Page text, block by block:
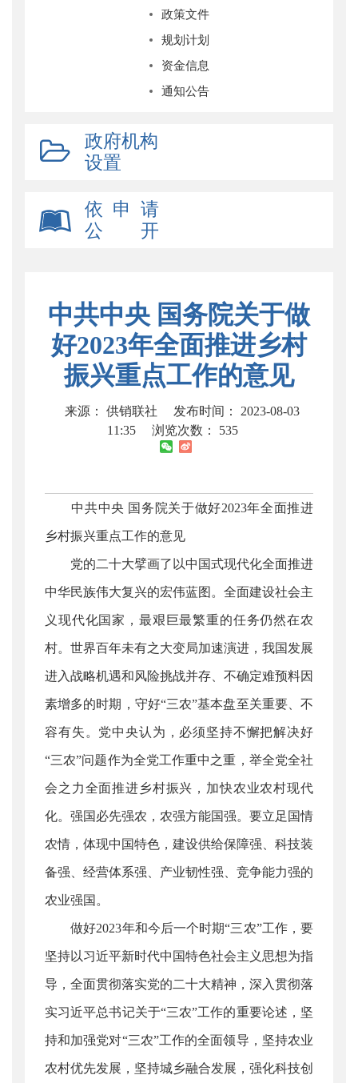
政策文件
规划计划
资金信息
通知公告
政府机构
设置
依 申 请
公 开
中共中央 国务院关于做
好2023年全面推进乡村
振兴重点工作的意见
来源： 供销联社
发布时间： 2023-08-03
11:35
浏览次数： 535
中共中央 国务院关于做好2023年全面推进
乡村振兴重点工作的意见
党的二十大擘画了以中国式现代化全面推进
中华民族伟大复兴的宏伟蓝图。全面建设社会主
义现代化国家，最艰巨最繁重的任务仍然在农
村。世界百年未有之大变局加速演进，我国发展
进入战略机遇和风险挑战并存、不确定难预料因
素增多的时期，守好“三农”基本盘至关重要、不
容有失。党中央认为，必须坚持不懈把解决好
“三农”问题作为全党工作重中之重，举全党全社
会之力全面推进乡村振兴，加快农业农村现代
化。强国必先强农，农强方能国强。要立足国情
农情，体现中国特色，建设供给保障强、科技装
备强、经营体系强、产业韧性强、竞争能力强的
农业强国。
做好2023年和今后一个时期“三农”工作，要
坚持以习近平新时代中国特色社会主义思想为指
导，全面贯彻落实党的二十大精神，深入贯彻落
实习近平总书记关于“三农”工作的重要论述，坚
持和加强党对“三农”工作的全面领导，坚持农业
农村优先发展，坚持城乡融合发展，强化科技创